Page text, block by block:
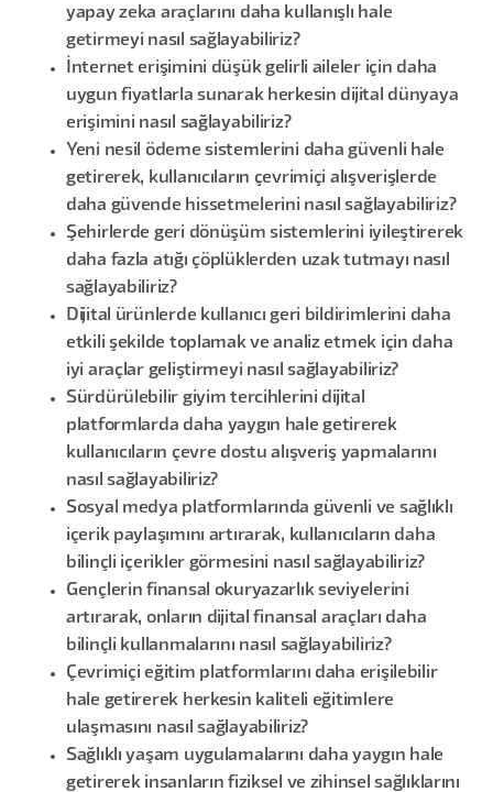
yapay zeka araçlarını daha kullanışlı hale
getirmeyi nasıl sağlayabiliriz?
İnternet erişimini düşük gelirli aileler için daha
uygun fiyatlarla sunarak herkesin dijital dünyaya
erişimini nasıl sağlayabiliriz?
Yeni nesil ödeme sistemlerini daha güvenli hale
getirerek, kullanıcıların çevrimiçi alışverişlerde
daha güvende hissetmelerini nasıl sağlayabiliriz?
Şehirlerde geri dönüşüm sistemlerini iyileştirerek
daha fazla atığı çöplüklerden uzak tutmayı nasıl
sağlayabiliriz?
Dijital ürünlerde kullanıcı geri bildirimlerini daha
etkili şekilde toplamak ve analiz etmek için daha
iyi araçlar geliştirmeyi nasıl sağlayabiliriz?
Sürdürülebilir giyim tercihlerini dijital
platformlarda daha yaygın hale getirerek
kullanıcıların çevre dostu alışveriş yapmalarını
nasıl sağlayabiliriz?
Sosyal medya platformlarında güvenli ve sağlıklı
içerik paylaşımını artırarak, kullanıcıların daha
bilinçli içerikler görmesini nasıl sağlayabiliriz?
Gençlerin finansal okuryazarlık seviyelerini
artırarak, onların dijital finansal araçları daha
bilinçli kullanmalarını nasıl sağlayabiliriz?
Çevrimiçi eğitim platformlarını daha erişilebilir
hale getirerek herkesin kaliteli eğitimlere
ulaşmasını nasıl sağlayabiliriz?
Sağlıklı yaşam uygulamalarını daha yaygın hale
getirerek insanların fiziksel ve zihinsel sağlıklarını